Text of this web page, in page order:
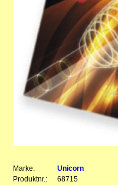
Marke:
Unicorn
Produktnr.:
68715